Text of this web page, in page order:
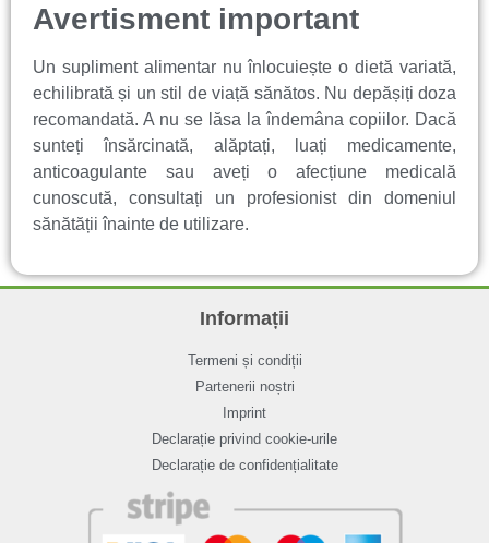
Avertisment important
Un supliment alimentar nu înlocuiește o dietă variată,
echilibrată și un stil de viață sănătos. Nu depășiți doza
recomandată. A nu se lăsa la îndemâna copiilor. Dacă
sunteți însărcinată, alăptați, luați medicamente,
anticoagulante sau aveți o afecțiune medicală
cunoscută, consultați un profesionist din domeniul
sănătății înainte de utilizare.
Informații
Termeni și condiții
Partenerii noștri
Imprint
Declarație privind cookie-urile
Declarație de confidențialitate